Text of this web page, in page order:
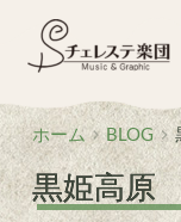
ツ
へ
ス
キ
ッ
ホーム BLOG
黒姫高原